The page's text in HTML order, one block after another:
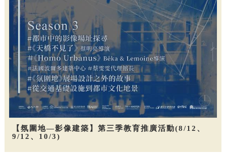
【氛圍地—影像建築】第三季教育推廣活動(8/12、
9/12、10/3)